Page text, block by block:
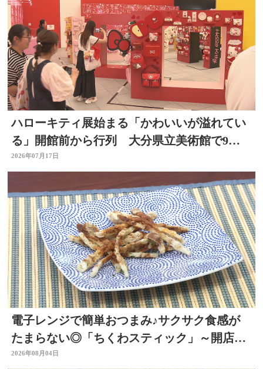
ハローキティ展始まる「かわいいが溢れてい
る」開館前から行列 大分県立美術館で9月
23日まで
2026年07月17日
電子レンジで簡単おつまみ♪サクサク食感が
たまらない◎「ちくわスティック」～開店！
キッチン別府ちゃん～
2026年08月04日